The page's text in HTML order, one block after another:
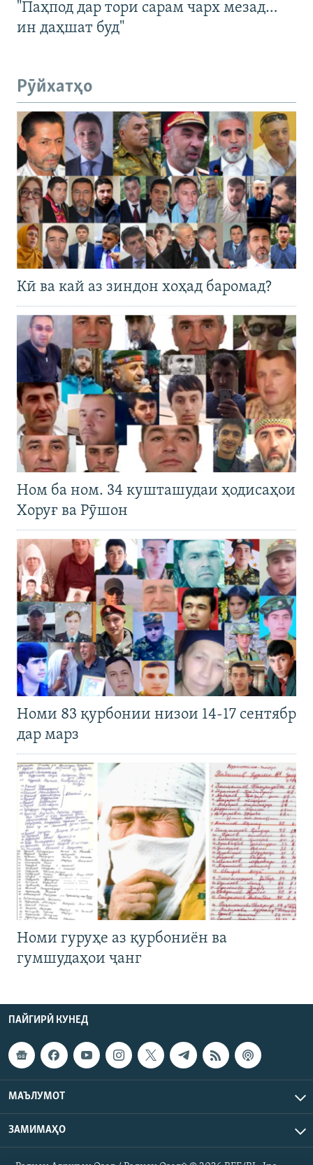
"Паҳпод дар тори сарам чарх мезад…
ин даҳшат буд"
Рӯйхатҳо
Кӣ ва кай аз зиндон хоҳад баромад?
Ном ба ном. 34 кушташудаи ҳодисаҳои
Хоруғ ва Рӯшон
Номи 83 қурбонии низои 14-17 сентябр
дар марз
Номи гуруҳе аз қурбониён ва
гумшудаҳои ҷанг
ПАЙГИРӢ КУНЕД
МАЪЛУМОТ
ЗАМИМАҲО